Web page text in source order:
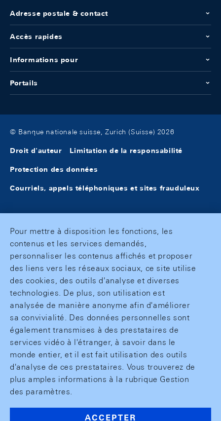
Adresse postale & contact
Accès rapides
Informations pour
Portails
© Banque nationale suisse, Zurich (Suisse) 2026
Droit d'auteur Limitation de la responsabilité
Protection des données
Courriels, appels téléphoniques et sites frauduleux
Pour mettre à disposition les fonctions, les
contenus et les services demandés,
personnaliser les contenus affichés et proposer
des liens vers les réseaux sociaux, ce site utilise
des cookies, des outils d'analyse et diverses
technologies. De plus, son utilisation est
analysée de manière anonyme afin d'améliorer
sa convivialité. Des données personnelles sont
également transmises à des prestataires de
services vidéo à l'étranger, à savoir dans le
monde entier, et il est fait utilisation des outils
d'analyse de ces prestataires. Vous trouverez de
plus amples informations à la rubrique Gestion
des paramètres.
ACCEPTER